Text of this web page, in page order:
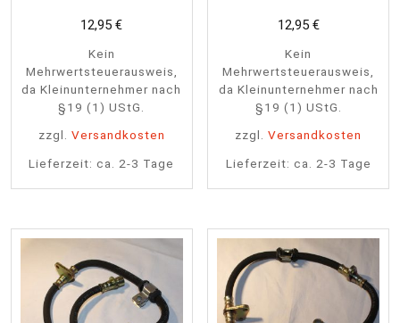
12,95€
Kein
Mehrwertsteuerausweis,
da Kleinunternehmer nach
§19 (1) UStG.
zzgl. Versandkosten
Lieferzeit:ca. 2-3 Tage
12,95 €
Kein
Mehrwertsteuerausweis,
da Kleinunternehmer nach
§19 (1) UStG.
zzgl.Versandkosten
Lieferzeit: ca. 2-3 Tage